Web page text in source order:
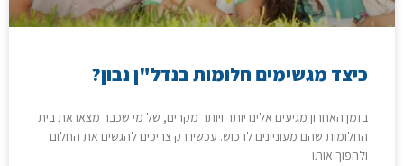
כיצד מגשימים חלומות בנדל"ן נבון?
בזמן האחרון מגיעים אלינו יותר ויותר מקרים, של מי שכבר מצאו את בית
החלומות שהם מעוניינים לרכוש. עכשיו רק צריכים להגשים את החלום
ולהפוך אותו